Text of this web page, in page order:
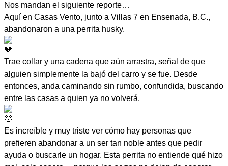
Nos mandan el siguiente reporte…
Aquí en Casas Vento, junto a Villas 7 en Ensenada, B.C.,
abandonaron a una perrita husky.
Trae collar y una cadena que aún arrastra, señal de que
alguien simplemente la bajó del carro y se fue. Desde
entonces, anda caminando sin rumbo, confundida, buscando
entre las casas a quien ya no volverá.
Es increíble y muy triste ver cómo hay personas que
prefieren abandonar a un ser tan noble antes que pedir
ayuda o buscarle un hogar. Esta perrita no entiende qué hizo